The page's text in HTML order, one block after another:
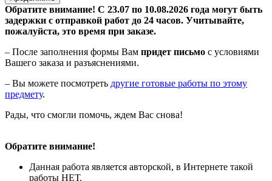
Обратите внимание! С 23.07 по 10.08.2026 года могут быть
задержки с отправкой работ до 24 часов. Учитывайте,
пожалуйста, это время при заказе.
– После заполнения формы Вам придет письмо с условиями
Вашего заказа и разъяснениями.
– Вы можете посмотреть другие готовые работы по этому
предмету.
Рады, что смогли помочь, ждем Вас снова!
Обратите внимание!
Данная работа является авторской, в Интернете такой
работы НЕТ.